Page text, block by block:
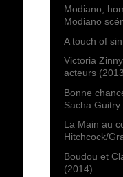
Modiano,
Modiano
A touch of
Victoria
acteurs
Bonne
Sacha Guitry
La Main au
Hitchcock/
Boudou et
(2014)